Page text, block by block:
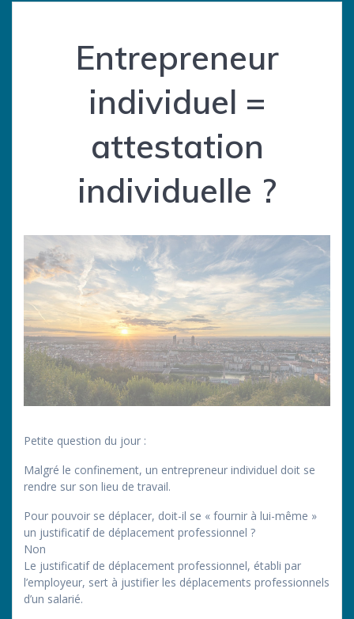
Entrepreneur
individuel =
attestation
individuelle ?
Petite question du jour :
Malgré le confinement, un entrepreneur individuel doit se
rendre sur son lieu de travail.
Pour pouvoir se déplacer, doit-il se « fournir à lui-même »
un justificatif de déplacement professionnel ?
Non
Le justificatif de déplacement professionnel, établi par
l’employeur, sert à justifier les déplacements professionnels
d’un salarié.